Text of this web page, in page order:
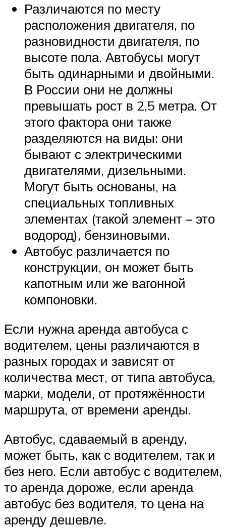
Различаются по месту
расположения двигателя, по
разновидности двигателя, по
высоте пола. Автобусы могут
быть одинарными и двойными.
В России они не должны
превышать рост в 2,5 метра. От
этого фактора они также
разделяются на виды: они
бывают с электрическими
двигателями, дизельными.
Могут быть основаны, на
специальных топливных
элементах (такой элемент – это
водород), бензиновыми.
Автобус различается по
конструкции, он может быть
капотным или же вагонной
компоновки.
Если нужна аренда автобуса с
водителем, цены различаются в
разных городах и зависят от
количества мест, от типа автобуса,
марки, модели, от протяжённости
маршрута, от времени аренды.
Автобус, сдаваемый в аренду,
может быть, как с водителем, так и
без него. Если автобус с водителем,
то аренда дороже, если аренда
автобус без водителя, то цена на
аренду дешевле.